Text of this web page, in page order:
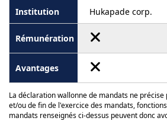
Hukapade corp.
La déclaration wallonne de mandats ne précise
et/ou de fin de l'exercice des mandats,
mandats renseignés ci-dessus peuvent donc